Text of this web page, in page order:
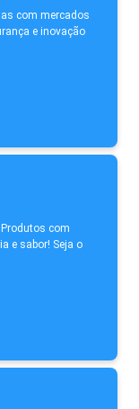
com mercados
e inovação
com
e sabor! Seja o